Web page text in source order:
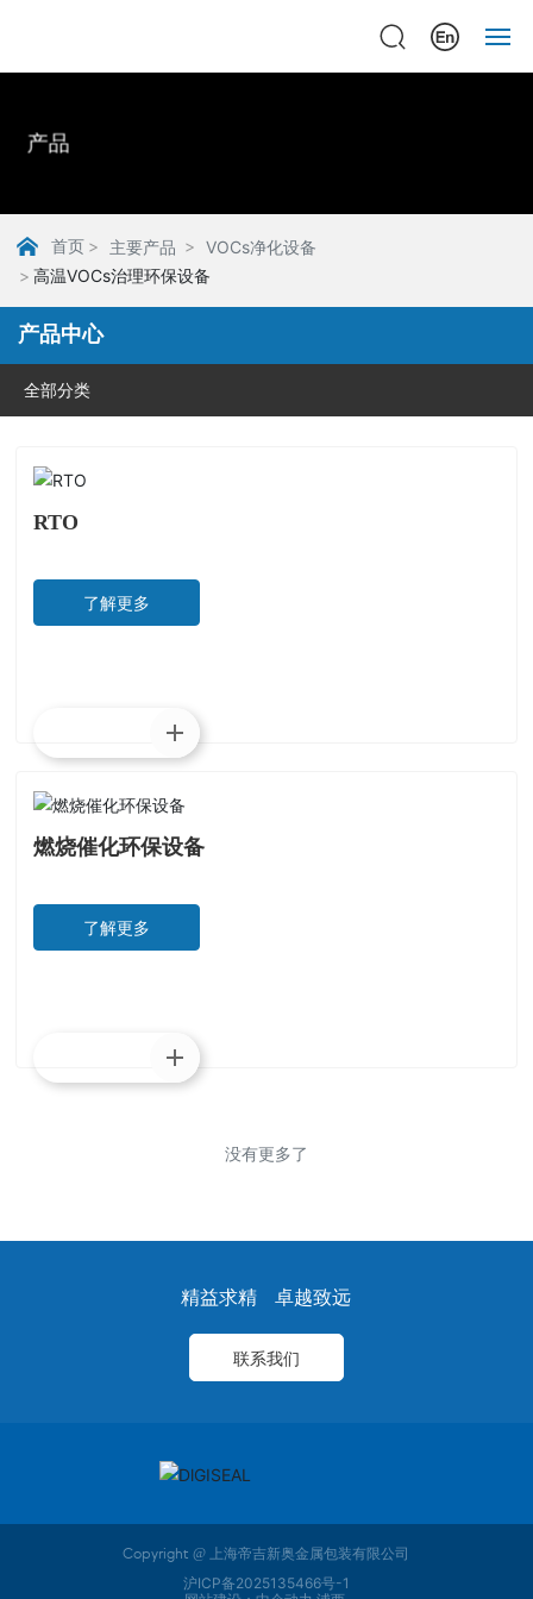
联系
产品
首页 主要产品
VOCs净化设备
高温VOCs治理环保设备
产品中心
全部分类
RTO
了解更多
燃烧催化环保设备
了解更多
没有更多了
精益求精 卓越致远
联系我们
Copyright @ 上海帝吉新奥金属包装有限公司
沪ICP备2025135466号-1